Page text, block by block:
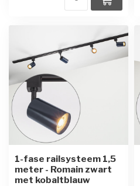
1-fase railsysteem 1,5
meter - Romain zwart
met kobaltblauw